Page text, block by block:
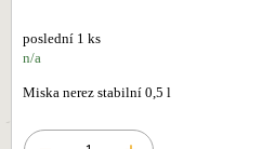
poslední 1 ks
n/a
Miska nerez stabilní 0,5 l